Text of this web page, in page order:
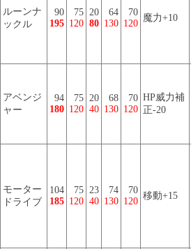
ルーンナ
ックル
90
195
75
120
20
80
64
130
70
120
魔力+10
アベンジ
ャー
94
180
75
120
20
40
68
130
70
120
HP威力補
正-20
モーター
ドライブ
104
185
75
120
23
40
74
130
70
120
移動+15